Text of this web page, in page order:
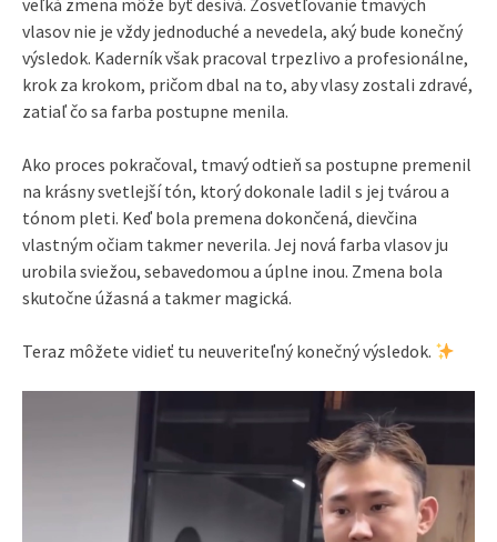
veľká zmena môže byť desivá. Zosvetľovanie tmavých
vlasov nie je vždy jednoduché a nevedela, aký bude konečný
výsledok. Kaderník však pracoval trpezlivo a profesionálne,
krok za krokom, pričom dbal na to, aby vlasy zostali zdravé,
zatiaľ čo sa farba postupne menila.
Ako proces pokračoval, tmavý odtieň sa postupne premenil
na krásny svetlejší tón, ktorý dokonale ladil s jej tvárou a
tónom pleti. Keď bola premena dokončená, dievčina
vlastným očiam takmer neverila. Jej nová farba vlasov ju
urobila sviežou, sebavedomou a úplne inou. Zmena bola
skutočne úžasná a takmer magická.
Teraz môžete vidieť tu neuveriteľný konečný výsledok.